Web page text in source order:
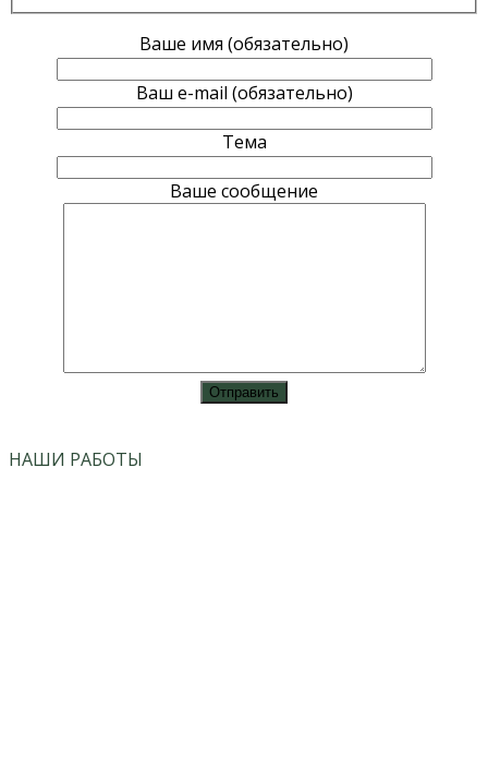
Ваше имя (обязательно)
Ваш e-mail (обязательно)
Тема
Ваше сообщение
vk
instagram
НАШИ РАБОТЫ